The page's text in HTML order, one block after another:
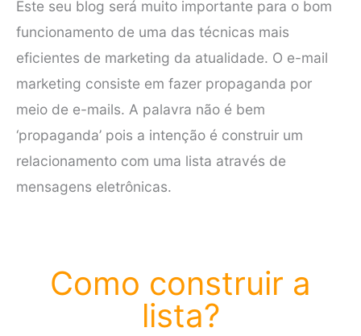
Este seu blog será muito importante para o bom
funcionamento de uma das técnicas mais
eficientes de marketing da atualidade. O e-mail
marketing consiste em fazer propaganda por
meio de e-mails. A palavra não é bem
‘propaganda’ pois a intenção é construir um
relacionamento com uma lista através de
mensagens eletrônicas.
Como construir a
lista?